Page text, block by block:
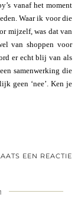
vanaf het moment
Waar ik voor die
mijzelf, was dat van
van shoppen voor
er echt blij van als
samenwerking die
geen ‘nee’. Ken je
EEN REACTIE